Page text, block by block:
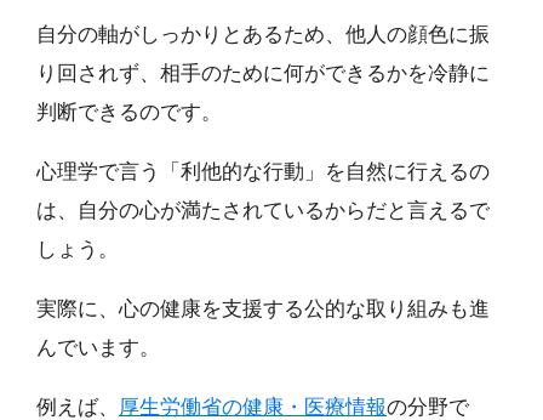
自分の軸がしっかりとあるため、他人の顔色に振
り回されず、相手のために何ができるかを冷静に
判断できるのです。
心理学で言う「利他的な行動」を自然に行えるの
は、自分の心が満たされているからだと言えるで
しょう。
実際に、心の健康を支援する公的な取り組みも進
んでいます。
例えば、 厚生労働省の健康・医療情報の分野で